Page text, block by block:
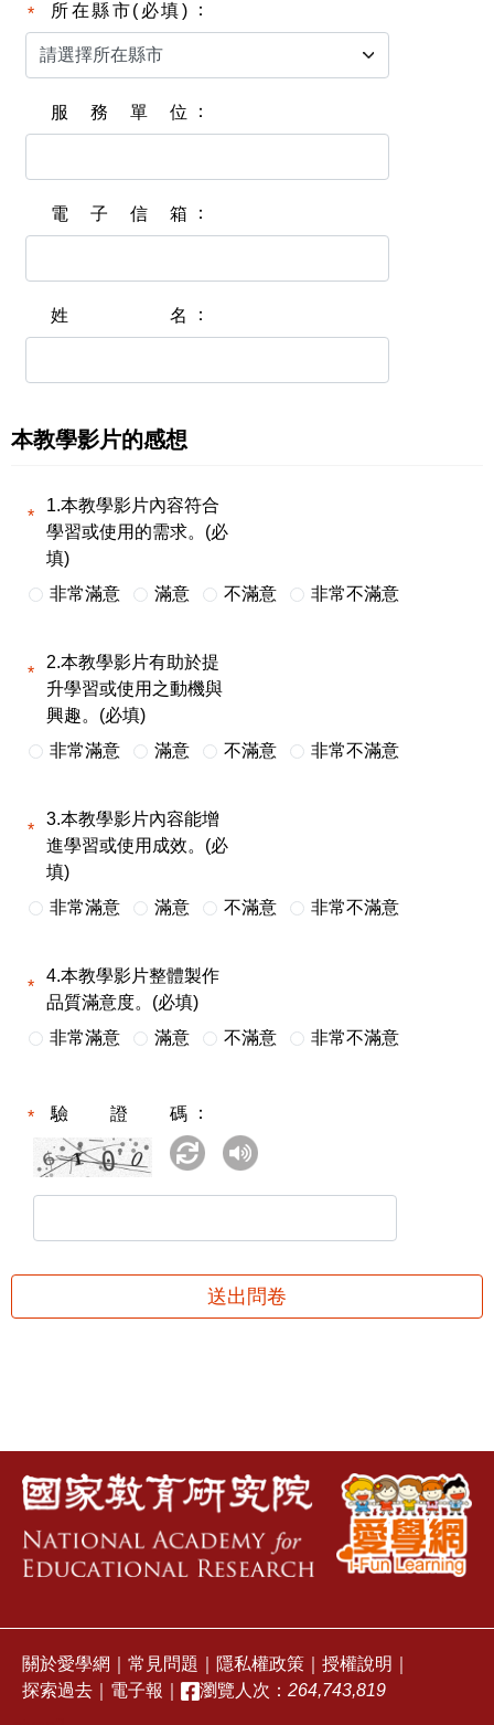
所在縣市(必填)
服務單位
電子信箱
姓名
本教學影片的感想
1.本教學影片內容符合
學習或使用的需求。(必
填)
非常滿意
滿意 不滿意 非常不滿意
2.本教學影片有助於提
升學習或使用之動機與
興趣。(必填)
非常滿意
滿意 不滿意 非常不滿意
3.本教學影片內容能增
進學習或使用成效。(必
填)
非常滿意
滿意 不滿意 非常不滿意
4.本教學影片整體製作
品質滿意度。(必填)
非常滿意
滿意 不滿意 非常不滿意
驗證碼
送出問卷
關於愛學網 常見問題 隱私權政策 授權說明
探索過去
電子報 瀏覽人次： 264,743,819